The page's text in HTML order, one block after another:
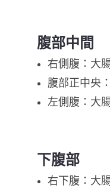
腹部中間
右側腹：大
腹部正中央
左側腹：大
下腹部
右下腹：大